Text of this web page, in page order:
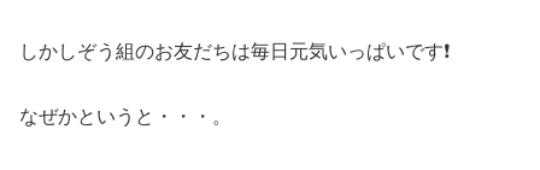
しかしぞう組のお友だちは毎日元気いっぱいです❗
なぜかというと・・・。